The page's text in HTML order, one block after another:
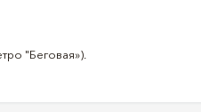
"Беговая»).